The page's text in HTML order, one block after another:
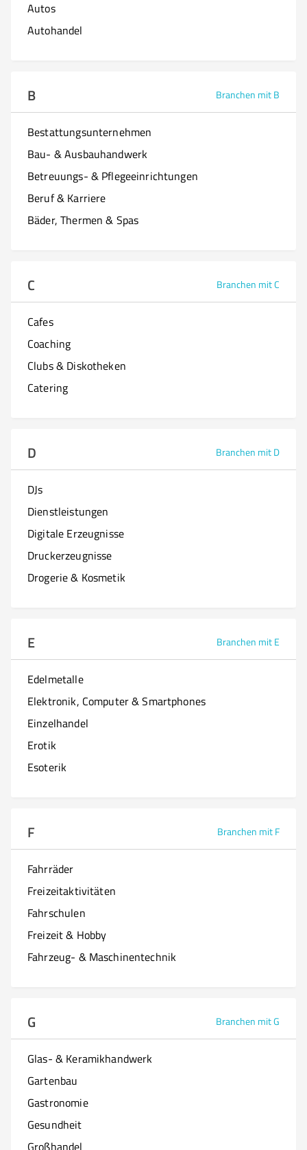
Autos
Autohandel
B Branchen mit B
Bestattungsunternehmen
Bau- & Ausbauhandwerk
Betreuungs- & Pflegeeinrichtungen
Beruf & Karriere
Bäder, Thermen & Spas
C Branchen mit C
Cafes
Coaching
Clubs & Diskotheken
Catering
D Branchen mit D
DJs
Dienstleistungen
Digitale Erzeugnisse
Druckerzeugnisse
Drogerie & Kosmetik
E Branchen mit E
Edelmetalle
Elektronik, Computer & Smartphones
Einzelhandel
Erotik
Esoterik
F Branchen mit F
Fahrräder
Freizeitaktivitäten
Fahrschulen
Freizeit & Hobby
Fahrzeug- & Maschinentechnik
G Branchen mit G
Glas- & Keramikhandwerk
Gartenbau
Gastronomie
Gesundheit
Großhandel